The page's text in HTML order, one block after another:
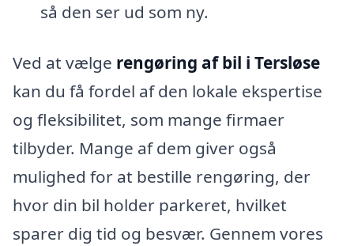
så den ser ud som ny.
Ved at vælge rengøring af bil i Tersløse
kan du få fordel af den lokale ekspertise
og fleksibilitet, som mange firmaer
tilbyder. Mange af dem giver også
mulighed for at bestille rengøring, der
hvor din bil holder parkeret, hvilket
sparer dig tid og besvær. Gennem vores